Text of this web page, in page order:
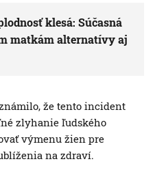
klesá: Súčasná
matkám alternatívy aj
že tento incident
zlyhanie ľudského
výmenu žien pre
na zdraví.